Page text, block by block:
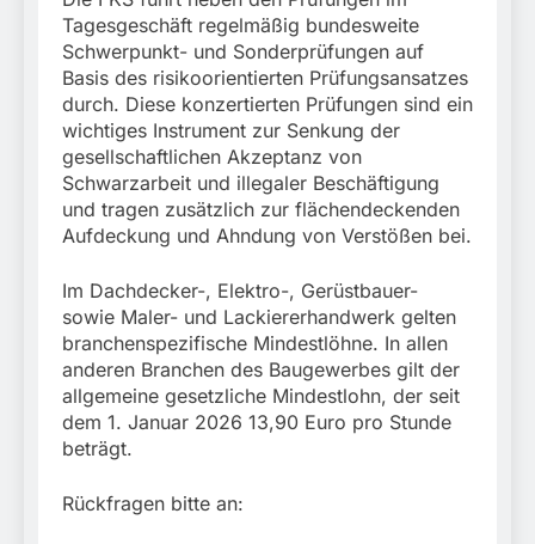
Tagesgeschäft regelmäßig bundesweite
Schwerpunkt- und Sonderprüfungen auf
Basis des risikoorientierten Prüfungsansatzes
durch. Diese konzertierten Prüfungen sind ein
wichtiges Instrument zur Senkung der
gesellschaftlichen Akzeptanz von
Schwarzarbeit und illegaler Beschäftigung
und tragen zusätzlich zur flächendeckenden
Aufdeckung und Ahndung von Verstößen bei.
Im Dachdecker-, Elektro-, Gerüstbauer-
sowie Maler- und Lackiererhandwerk gelten
branchenspezifische Mindestlöhne. In allen
anderen Branchen des Baugewerbes gilt der
allgemeine gesetzliche Mindestlohn, der seit
dem 1. Januar 2026 13,90 Euro pro Stunde
beträgt.
Rückfragen bitte an: